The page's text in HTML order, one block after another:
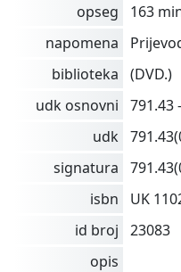
opseg
163
napomena
biblioteka
(DVD.)
udk osnovni
791.43
udk
signatura
isbn
UK
id broj
23083
opis